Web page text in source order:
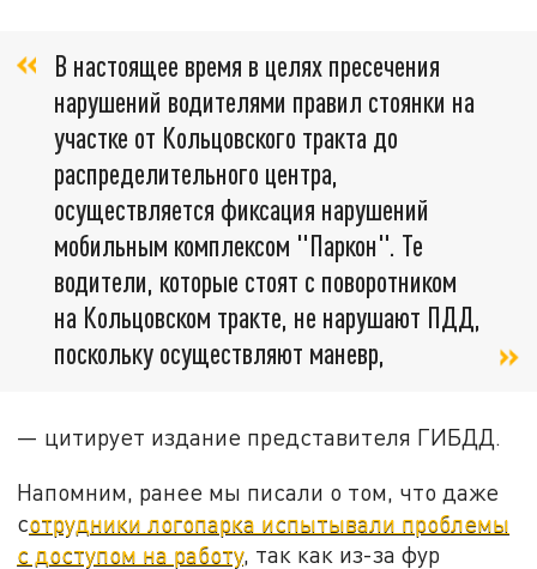
В настоящее время в целях пресечения
нарушений водителями правил стоянки на
участке от Кольцовского тракта до
распределительного центра,
осуществляется фиксация нарушений
мобильным комплексом "Паркон". Те
водители, которые стоят с поворотником
на Кольцовском тракте, не нарушают ПДД,
поскольку осуществляют маневр,
— цитирует издание представителя ГИБДД.
Напомним, ранее мы писали о том, что даже
сотрудники логопарка испытывали проблемы
с доступом на работу, так как из-за фур